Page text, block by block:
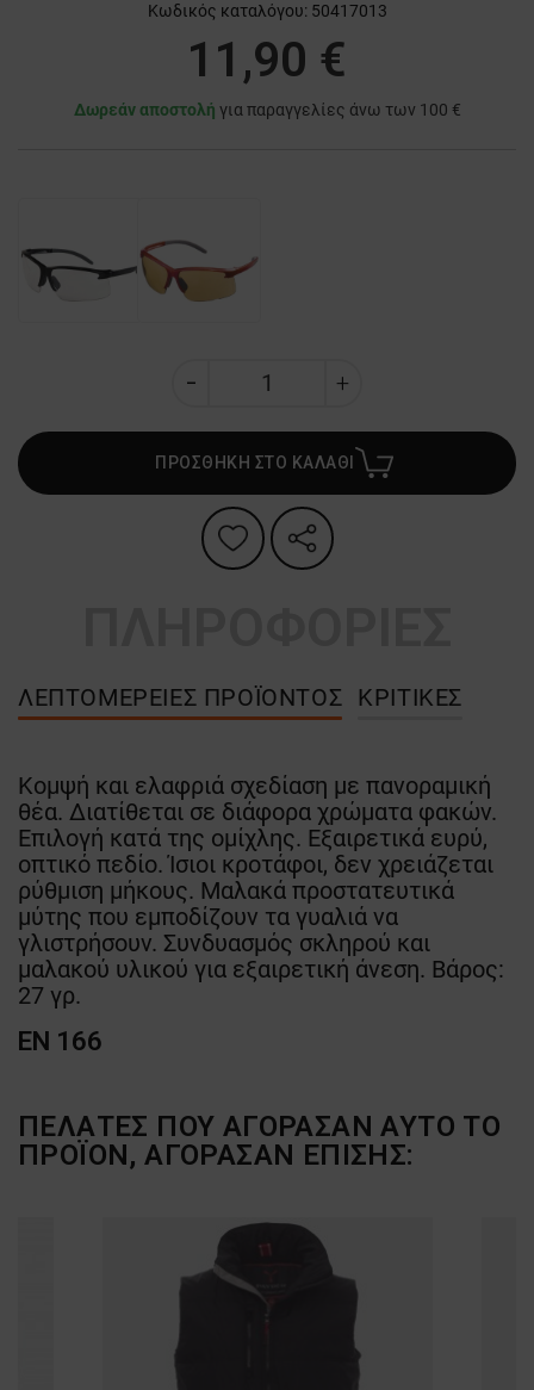
Κωδικός καταλόγου: 50417013
11,90 €
Δωρεάν αποστολή για παραγγελίες άνω των 100 €
ΠΡΟΣΘΗΚΗ ΣΤΟ ΚΑΛΑΘΙ
ΛΕΠΤΟΜΈΡΕΙΕΣ ΠΡΟΪΌΝΤΟΣ ΚΡΙΤΙΚΈΣ
Κομψή και ελαφριά σχεδίαση με πανοραμική
θέα. Διατίθεται σε διάφορα χρώματα φακών.
Επιλογή κατά της ομίχλης. Εξαιρετικά ευρύ,
οπτικό πεδίο. Ίσιοι κροτάφοι, δεν χρειάζεται
ρύθμιση μήκους. Μαλακά προστατευτικά
μύτης που εμποδίζουν τα γυαλιά να
γλιστρήσουν. Συνδυασμός σκληρού και
μαλακού υλικού για εξαιρετική άνεση. Βάρος:
27 γρ.
EN 166
ΠΕΛΆΤΕΣ ΠΟΥ ΑΓΌΡΑΣΑΝ ΑΥΤΌ ΤΟ
ΠΡΟΪΌΝ, ΑΓΌΡΑΣΑΝ ΕΠΊΣΗΣ: